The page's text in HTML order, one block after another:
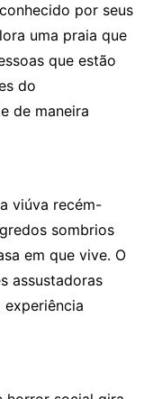
por seus
uma praia que
que estão
do
de maneira
viúva recém-
sombrios
em que vive. O
assustadoras
experiência